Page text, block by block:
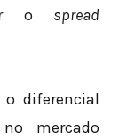
o spread
o diferencial
mercado